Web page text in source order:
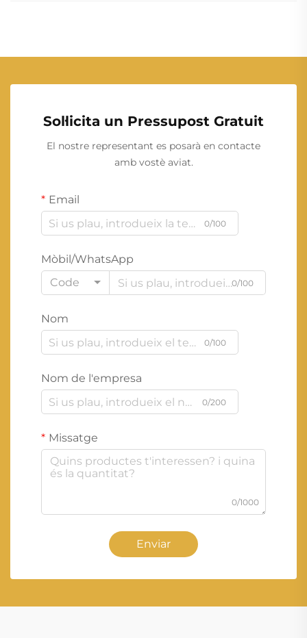
Sol·licita un Pressupost Gratuit
El nostre representant es posarà en contacte
amb vostè aviat.
Email
0/100
Mòbil/WhatsApp
Code
0/100
Nom
0/100
Nom de l'empresa
0/200
Missatge
0/1000
Enviar